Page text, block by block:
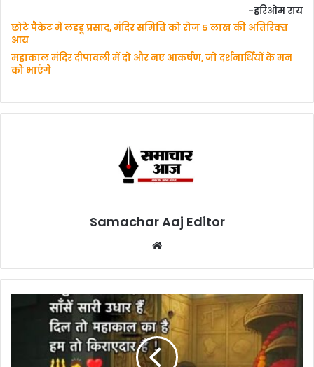
-हरिओम राय
छोटे पैकेट में लडडू प्रसाद, मंदिर समिति को रोज 5 लाख की अतिरिक्‍त
आय
महाकाल मंदिर दीपावली में दो और नए आकर्षण, जो दर्शनार्थियों के मन
को भाएंगे
Samachar Aaj Editor